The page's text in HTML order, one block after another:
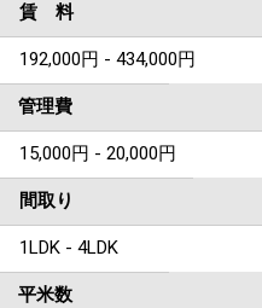
賃 料
192,000円 - 434,000円
管理費
15,000円 - 20,000円
間取り
1LDK - 4LDK
平米数